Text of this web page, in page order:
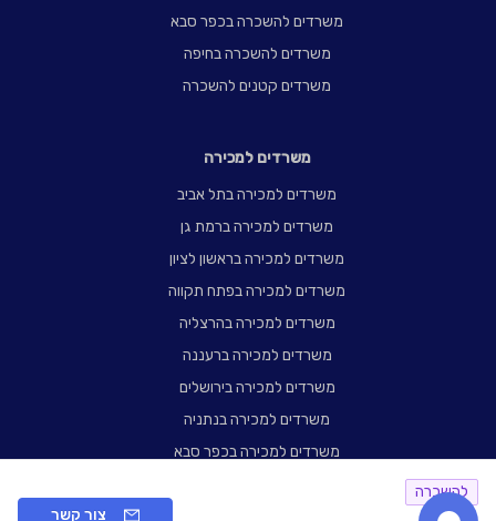
להשכרה
צור קשר
משרדים להשכרה בכפר סבא
משרדים להשכרה בחיפה
משרדים קטנים להשכרה
משרדים למכירה
משרדים למכירה בתל אביב
משרדים למכירה ברמת גן
משרדים למכירה בראשון לציון
משרדים למכירה בפתח תקווה
משרדים למכירה בהרצליה
משרדים למכירה ברעננה
משרדים למכירה בירושלים
משרדים למכירה בנתניה
משרדים למכירה בכפר סבא